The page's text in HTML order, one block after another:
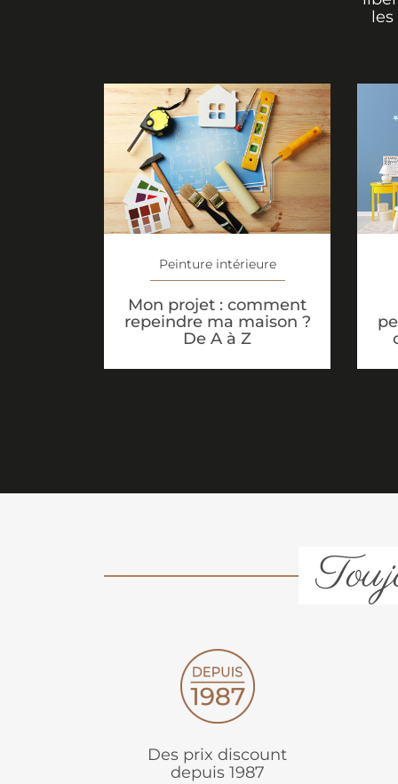
Peinture intérieure
Mon projet : comment
repeindre ma maison ?
De A à Z
Des prix discount
depuis 1987